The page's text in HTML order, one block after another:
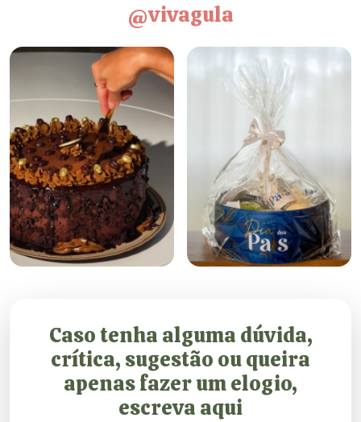
@vivagula
Caso tenha alguma dúvida,
crítica, sugestão ou queira
apenas fazer um elogio,
escreva aqui